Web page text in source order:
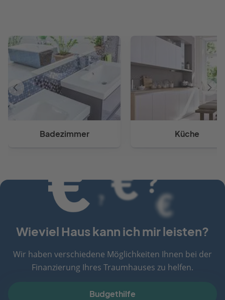
Badezimmer Küche
Vorheriger
Wieviel Haus kann ich mir leisten?
Wir haben verschiedene Möglichkeiten Ihnen bei der
Finanzierung Ihres Traumhauses zu helfen.
Budgethilfe